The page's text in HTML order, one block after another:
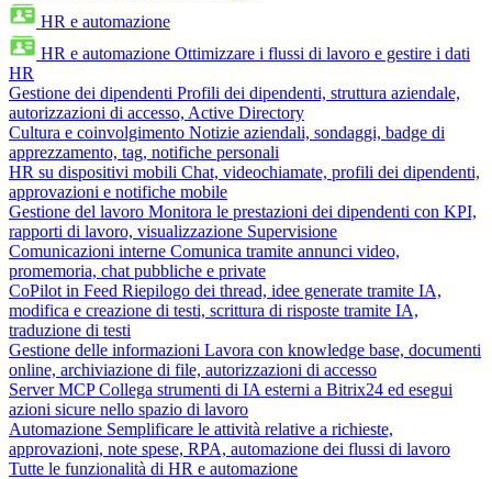
HR e automazione
HR e automazione Ottimizzare i flussi di lavoro e gestire i dati
HR
Gestione dei dipendenti Profili dei dipendenti, struttura aziendale,
autorizzazioni di accesso, Active Directory
Cultura e coinvolgimento Notizie aziendali, sondaggi, badge di
apprezzamento, tag, notifiche personali
HR su dispositivi mobili Chat, videochiamate, profili dei dipendenti,
approvazioni e notifiche mobile
Gestione del lavoro Monitora le prestazioni dei dipendenti con KPI,
rapporti di lavoro, visualizzazione Supervisione
Comunicazioni interne Comunica tramite annunci video,
promemoria, chat pubbliche e private
CoPilot in Feed Riepilogo dei thread, idee generate tramite IA,
modifica e creazione di testi, scrittura di risposte tramite IA,
traduzione di testi
Gestione delle informazioni Lavora con knowledge base, documenti
online, archiviazione di file, autorizzazioni di accesso
Server MCP Collega strumenti di IA esterni a Bitrix24 ed esegui
azioni sicure nello spazio di lavoro
Automazione Semplificare le attività relative a richieste,
approvazioni, note spese, RPA, automazione dei flussi di lavoro
Tutte le funzionalità di HR e automazione